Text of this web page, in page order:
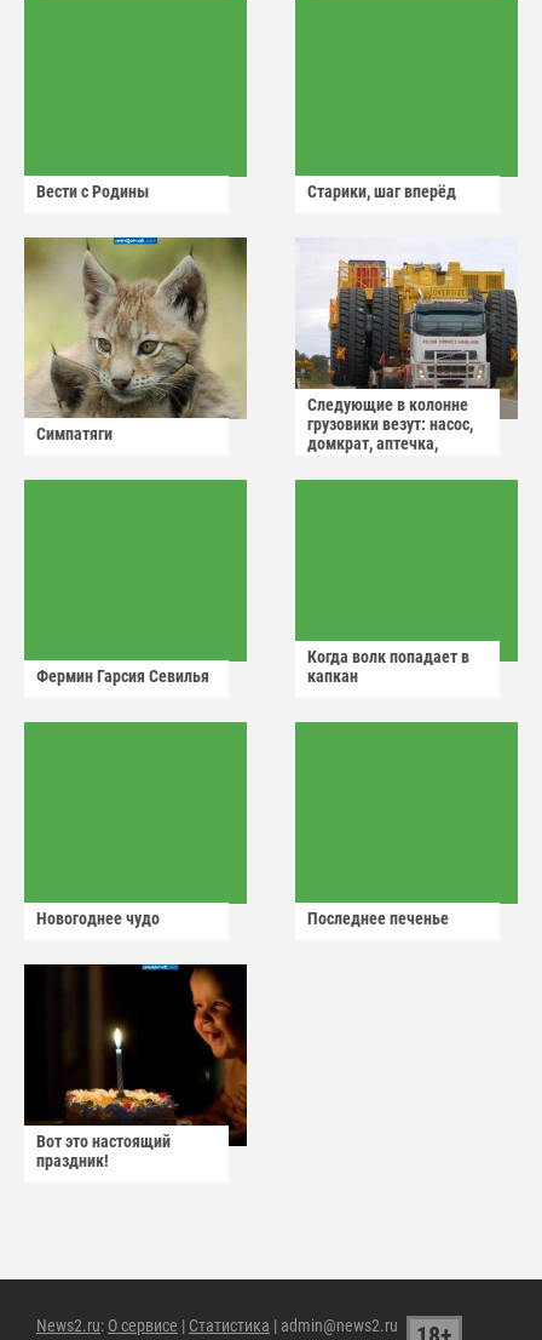
Вести с Родины Старики, шаг вперёд
Симпатяги
Следующие в колонне
грузовики везут: насос,
домкрат, аптечка,
Фермин Гарсия Севилья
Когда волк попадает в
капкан
Новогоднее чудо Последнее печенье
Вот это настоящий
праздник!
News2.ru: О сервисе | Статистика | admin@news2.ru